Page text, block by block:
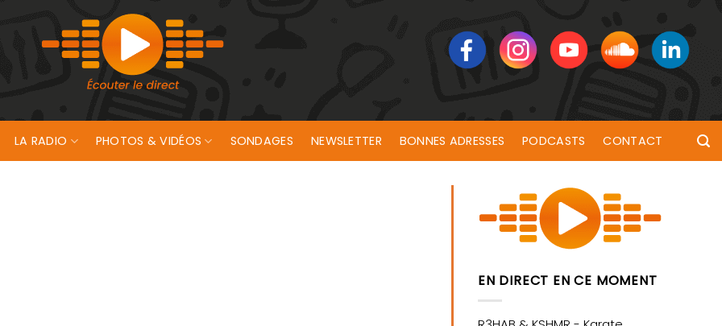
LA RADIO PHOTOS & VIDÉOS SONDAGES NEWSLETTER BONNES ADRESSES PODCASTS CONTACT
EN DIRECT EN CE MOMENT